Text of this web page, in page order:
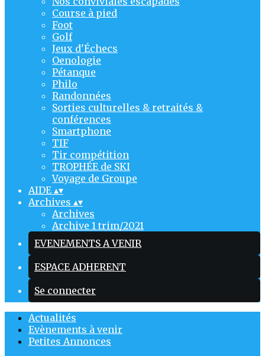
Course à pied
Foot
Golf
Jeux d'Échecs
Oenologie
Pétanque
Philo
Randonnées
Sorties culturelles & retraités &
conférences
Smartphone
TIF
Tir compétition
TROPHÉE de SKI
Voyage de Groupe
AIDE ▴▾
Archives ▴▾
Archives
Archive 1 trim/2021
EVENEMENTS A VENIR
ESPACE ADHERENT
Se connecter
Actualités
Evènements à venir
Petites Annonces